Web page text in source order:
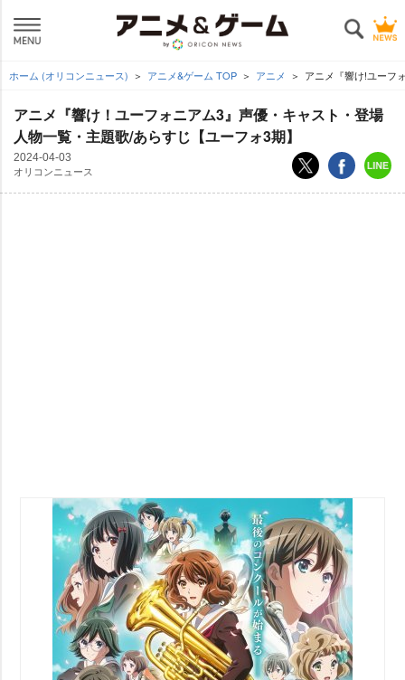
ホーム (オリコンニュース) アニメ&ゲーム TOP アニメ アニメ『響け!ユーフ
アニメ『響け！ユーフォニアム3』声優・キャスト・登場
人物一覧・主題歌/あらすじ【ユーフォ3期】
2024-04-03
オリコンニュース